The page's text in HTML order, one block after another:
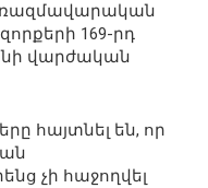
ռազմավարական
169-րդ
վարժական
հայտնել են, որ
չի հաջողվել